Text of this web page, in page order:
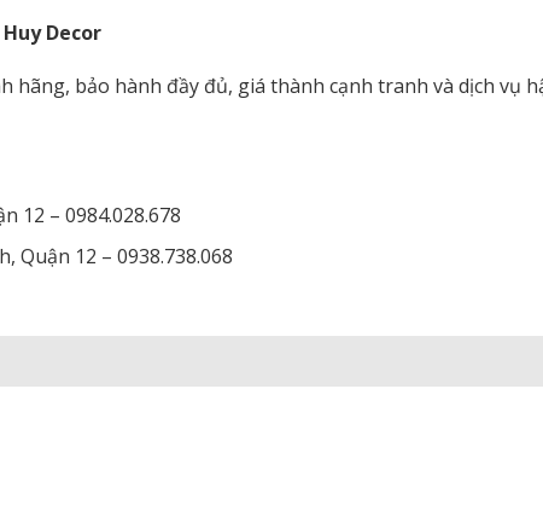
Decor
hãng, bảo hành đầy đủ, giá thành cạnh tranh và dịch vụ
12 – 0984.028.678
Quận 12 – 0938.738.068